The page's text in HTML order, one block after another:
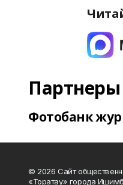
Партнеры
Фотобанк
© 2026 Сайт
«Торатау» города